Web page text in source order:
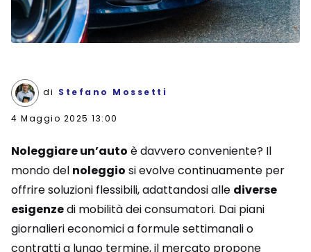
di Stefano Mossetti
4 Maggio 2025 13:00
Noleggiare un’auto è davvero conveniente? Il
mondo del noleggio si evolve continuamente per
offrire soluzioni flessibili, adattandosi alle diverse
esigenzedi mobilità dei consumatori. Dai piani
giornalieri economici a formule settimanali o
contratti a lungo termine, il mercato propone